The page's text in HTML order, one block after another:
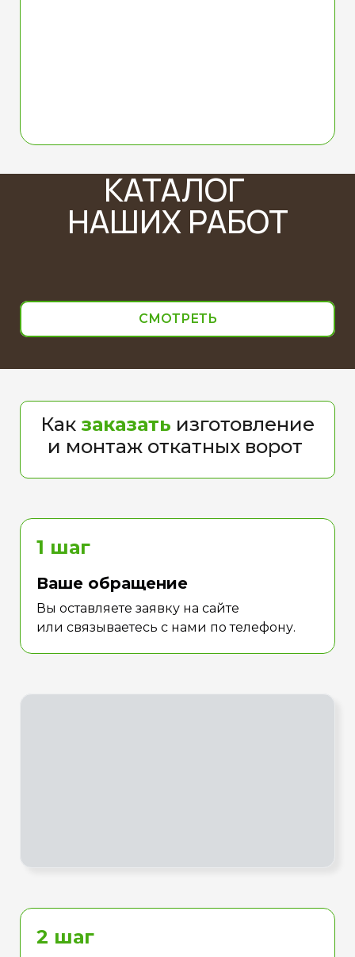
КАТАЛОГ
НАШИХ РАБОТ
СМОТРЕТЬ
Как заказать изготовление
и монтаж откатных ворот
1 шаг
Ваше обращение
Вы оставляете заявку на сайте
или связываетесь с нами по телефону.
2 шаг